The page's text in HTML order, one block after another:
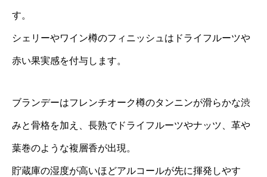
す。
シェリーやワイン樽のフィニッシュはドライフルーツや
赤い果実感を付与します。
ブランデーはフレンチオーク樽のタンニンが滑らかな渋
みと骨格を加え、長熟でドライフルーツやナッツ、革や
葉巻のような複層香が出現。
貯蔵庫の湿度が高いほどアルコールが先に揮発しやす